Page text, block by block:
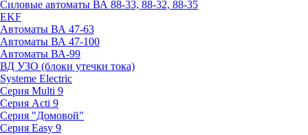
Силовые автоматы ВА 88-33, 88-32, 88-35
EKF
Автоматы ВА 47-63
Автоматы ВА 47-100
Автоматы ВА-99
ВД УЗО (блоки утечки тока)
Systeme Electric
Серия Multi 9
Серия Acti 9
Серия "Домовой"
Серия Easy 9